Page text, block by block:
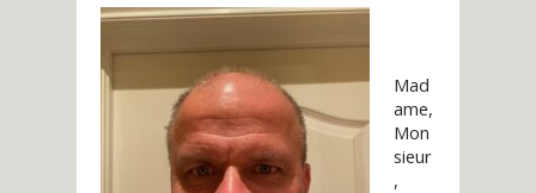
Mad
ame,
Mon
sieur
,